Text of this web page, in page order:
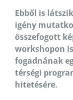
Ebből is
igény
összefogott
workshopon
fogadnának
térségi
hitetésére.